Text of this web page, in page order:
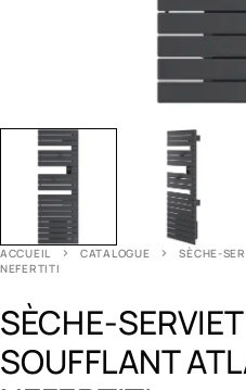
ACCUEIL CATALOGUE
SÈCHE-
NEFERTITI
SÈCHE-
SOUFFLANT